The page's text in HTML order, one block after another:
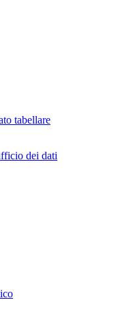
tabellare
dei dati